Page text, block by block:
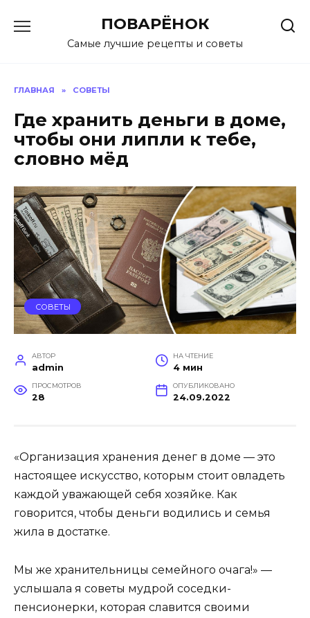
содержанию
ПОВАРЁНОК
Самые лучшие рецепты и советы
ГЛАВНАЯ » СОВЕТЫ
Где хранить деньги в доме,
чтобы они липли к тебе,
словно мёд
СОВЕТЫ
АВТОР
admin
НА ЧТЕНИЕ
4 мин
ПРОСМОТРОВ
28
ОПУБЛИКОВАНО
24.09.2022
«Организация хранения денег в доме — это
настоящее искусство, которым стоит овладеть
каждой уважающей себя хозяйке. Как
говорится, чтобы деньги водились и семья
жила в достатке.
Мы же хранительницы семейного очага!» —
услышала я советы мудрой соседки-
пенсионерки, которая славится своими